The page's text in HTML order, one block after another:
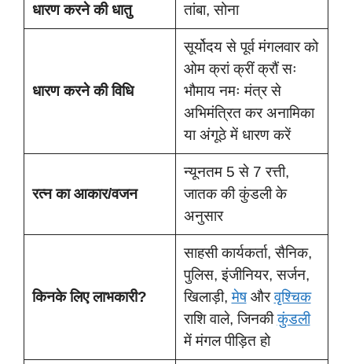
धारण करने की धातु तांबा, सोना
धारण करने की विधि
सूर्योदय से पूर्व मंगलवार को
ओम क्रां क्रीं क्रौं सः
भौमाय नमः मंत्र से
अभिमंत्रित कर अनामिका
या अंगूठे में धारण करें
रत्न का आकार/वजन
न्यूनतम 5 से 7 रत्ती,
जातक की कुंडली के
अनुसार
किनके लिए लाभकारी?
साहसी कार्यकर्ता, सैनिक,
पुलिस, इंजीनियर, सर्जन,
खिलाड़ी,मेषऔरवृश्चिक
राशि वाले, जिनकीकुंडली
में मंगल पीड़ित हो